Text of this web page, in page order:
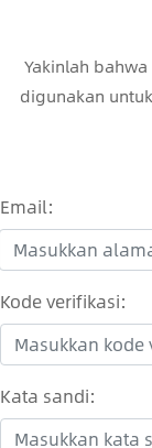
Yakinlah
digunakan
Email:
Kode verifikasi:
Kata sandi: